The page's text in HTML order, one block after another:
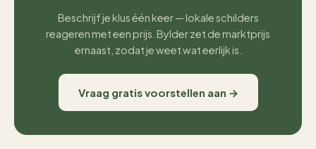
Beschrijf je klus één keer — lokale schilders
reageren met een prijs. Bylder zet de marktprijs
ernaast, zodat je weet wat eerlijk is.
Vraag gratis voorstellen aan →